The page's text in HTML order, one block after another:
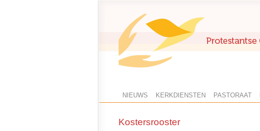
NIEUWS KERKDIENSTEN PASTORAAT
Kostersrooster